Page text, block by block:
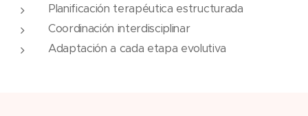
Planificación terapéutica estructurada
Coordinación interdisciplinar
Adaptación a cada etapa evolutiva